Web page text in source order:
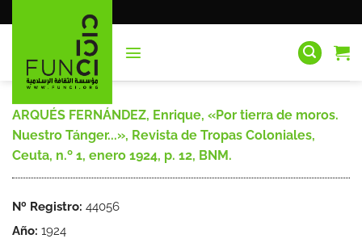
al
ARQUÉS FERNÁNDEZ, Enrique, «Por tierra de moros.
Nuestro Tánger...», Revista de Tropas Coloniales,
Ceuta, n.º 1, enero 1924, p. 12, BNM.
Nº Registro: 44056
Año: 1924